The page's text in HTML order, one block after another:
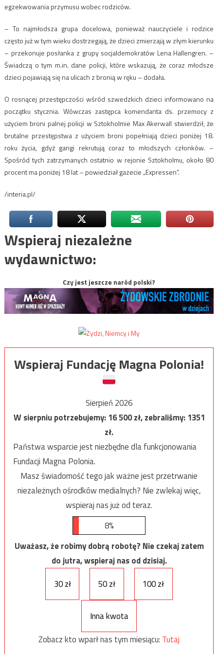
egzekwowania przymusu wobec rodziców.
– To najmłodsza grupa docelowa, ponieważ nauczyciele i rodzice
często już w tym wieku dostrzegają, że dzieci zmierzają w złym kierunku
– przekonuje posłanka z grupy socjaldemokratów Lena Hallengren. –
Świadczą o tym m.in. dane policji, które wskazują, że coraz młodsze
dzieci pojawiają się na ulicach z bronią w ręku – dodała.
O rosnącej przestępczości wśród szwedzkich dzieci informowano na
początku stycznia. Wówczas zastępca komendanta ds. przemocy z
użyciem broni palnej policji w Sztokholmie Max Akerwall stwierdził, że
brutalne przestępstwa z użyciem broni popełniają dzieci poniżej 18.
roku życia, gdyż gangi rekrutują coraz to młodszych członków. –
Spośród tych zatrzymanych ostatnio w rejonie Sztokholmu, około 80
procent ma poniżej 18 lat – powiedział gazecie „Expressen”.
/interia.pl/
Wspieraj niezależne
wydawnictwo:
Czy jest jeszcze naród polski?
Wspieraj Fundację Magna Polonia!
Sierpień 2026
W sierpniu potrzebujemy:16 500zł, zebraliśmy:1351
zł.
Państwa wsparcie jest niezbędne dla funkcjonowania
Fundacji Magna Polonia.
Masz świadomość tego jak ważne jest przetrwanie
niezależnych ośrodków medialnych? Nie zwlekaj więc,
wspieraj nas już od teraz.
8%
Uważasz, że robimy dobrą robotę? Nie czekaj zatem
do jutra, wspieraj nas od dzisiaj.
30 zł
50 zł 100 zł
Inna kwota
Zobacz kto wparł nas tym miesiącu: Tutaj